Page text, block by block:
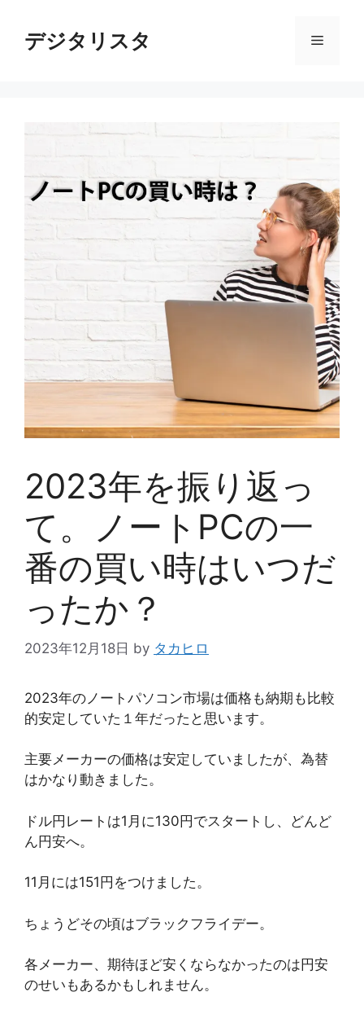
デジタリスタ メ
ー
2023年を振り返っ
て。ノートPCの一
番の買い時はいつだ
ったか？
2023年12月18日 by タカヒロ
2023年のノートパソコン市場は価格も納期も比較
的安定していた１年だったと思います。
主要メーカーの価格は安定していましたが、為替
はかなり動きました。
ドル円レートは1月に130円でスタートし、どんど
ん円安へ。
11月には151円をつけました。
ちょうどその頃はブラックフライデー。
各メーカー、期待ほど安くならなかったのは円安
のせいもあるかもしれません。